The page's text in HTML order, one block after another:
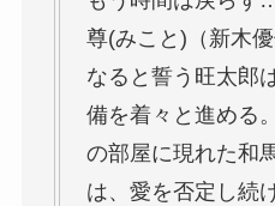
尊(みこと)（新木
なると誓う旺太郎
備を着々と進める
の部屋に現れた和
は、愛を否定し続